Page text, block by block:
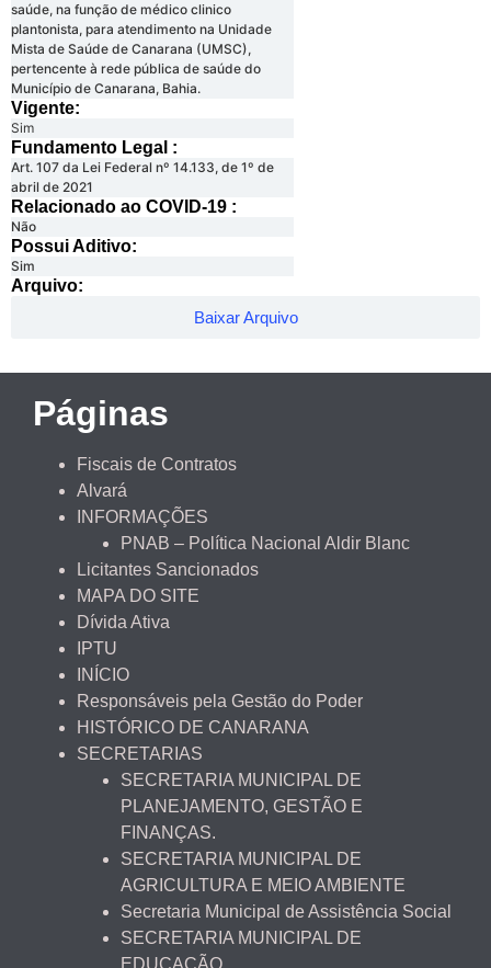
saúde, na função de médico clinico
plantonista, para atendimento na Unidade
Mista de Saúde de Canarana (UMSC),
pertencente à rede pública de saúde do
Município de Canarana, Bahia.
Vigente:
Sim
Fundamento Legal :​
Art. 107 da Lei Federal nº 14.133, de 1º de
abril de 2021
Relacionado ao COVID-19 :​
Não
Possui Aditivo:​
Sim
Arquivo:
Baixar Arquivo
Páginas
Fiscais de Contratos
Alvará
INFORMAÇÕES
PNAB – Política Nacional Aldir Blanc
Licitantes Sancionados
MAPA DO SITE
Dívida Ativa
IPTU
INÍCIO
Responsáveis pela Gestão do Poder
HISTÓRICO DE CANARANA
SECRETARIAS
SECRETARIA MUNICIPAL DE
PLANEJAMENTO, GESTÃO E
FINANÇAS.
SECRETARIA MUNICIPAL DE
AGRICULTURA E MEIO AMBIENTE
Secretaria Municipal de Assistência Social
SECRETARIA MUNICIPAL DE